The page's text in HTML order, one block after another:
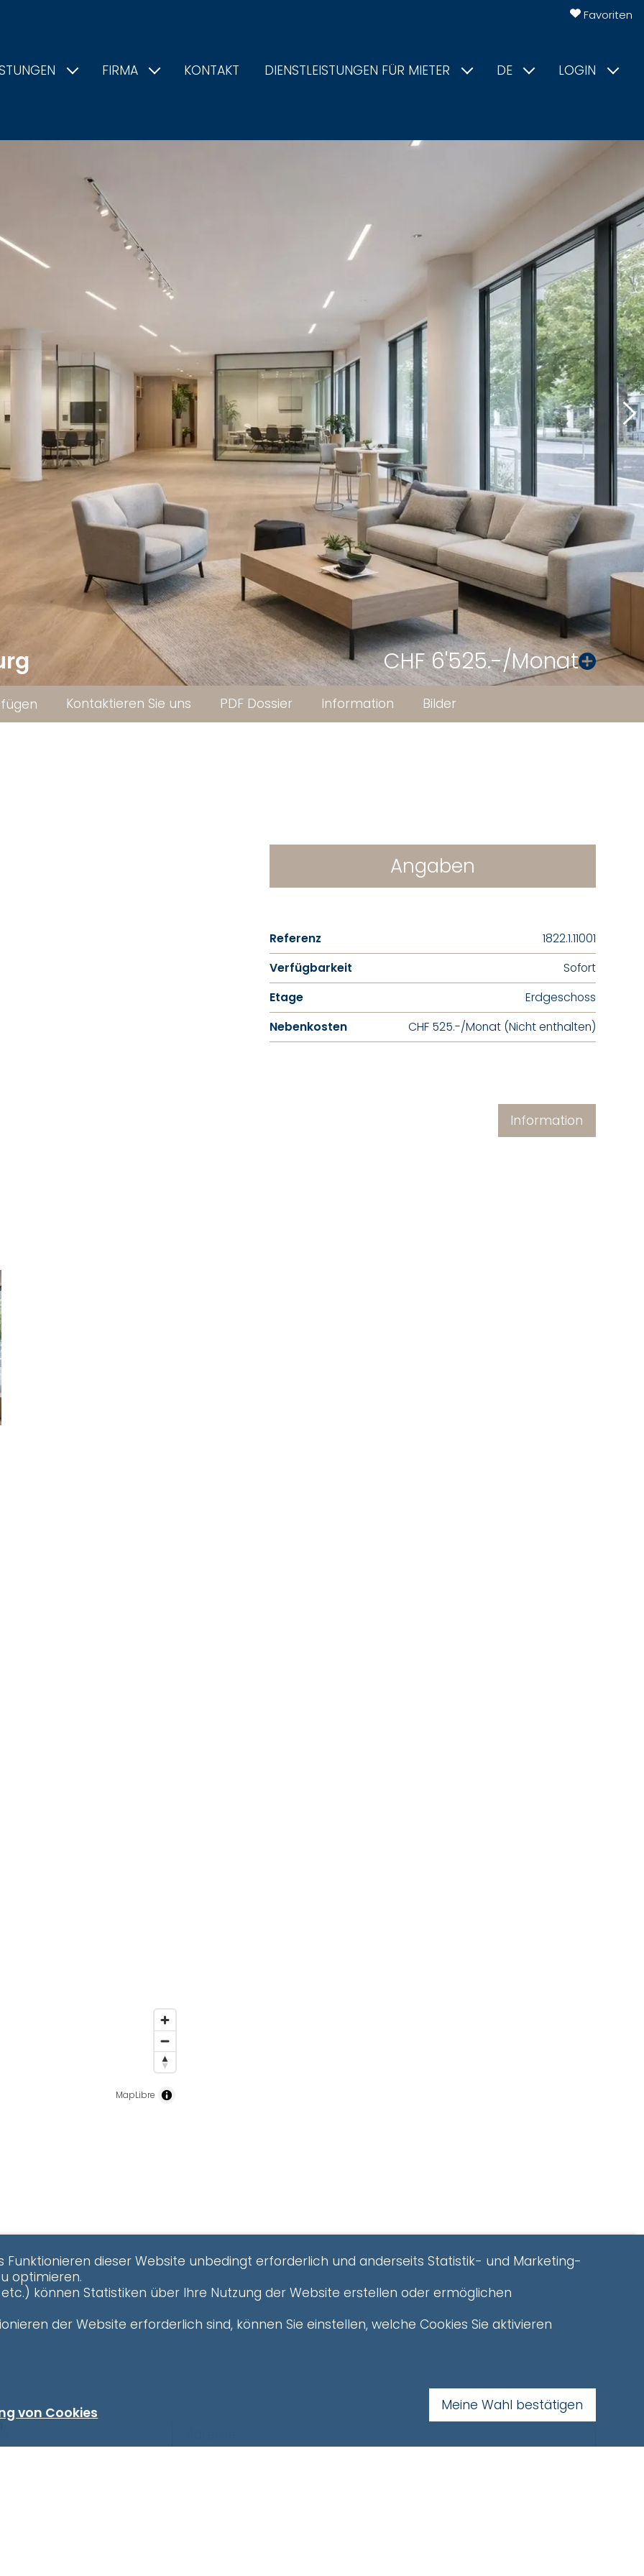
FIRMA KONTAKT DIENSTLEISTUNGEN FÜR MIETER DE LOGIN
Favoriten
CHF 6'525.-/Monat
Kontaktieren Sie uns PDF Dossier Information Bilder
Angaben
Referenz
1822.1.11001
Verfügbarkeit
Sofort
Etage
Erdgeschoss
Nebenkosten
CHF 525.-/Monat (Nicht enthalten)
Information
MapLibre
Funktionieren dieser Website unbedingt erforderlich und anderseits Statistik- und Marketing-
optimieren.
können Statistiken über Ihre Nutzung der Website erstellen oder ermöglichen
der Website erforderlich sind, können Sie einstellen, welche Cookies Sie aktivieren
von Cookies Meine Wahl bestätigen